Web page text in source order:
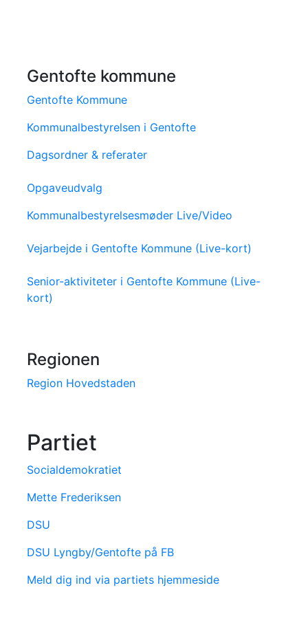
Gentofte kommune
Gentofte Kommune
Kommunalbestyrelsen i Gentofte
Dagsordner & referater
Opgaveudvalg
Kommunalbestyrelsesmøder Live/Video
Vejarbejde i Gentofte Kommune (Live-kort)
Senior-aktiviteter i Gentofte Kommune (Live-
kort)
Regionen
Region Hovedstaden
Partiet
Socialdemokratiet
Mette Frederiksen
DSU
DSU Lyngby/Gentofte på FB
Meld dig ind via partiets hjemmeside